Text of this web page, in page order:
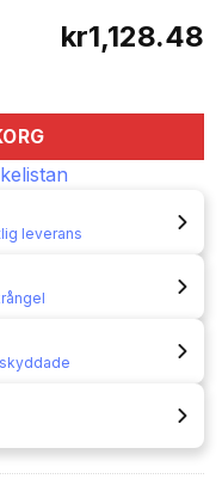
kr1,128.48
Gentelo - VIP mängd
leverans